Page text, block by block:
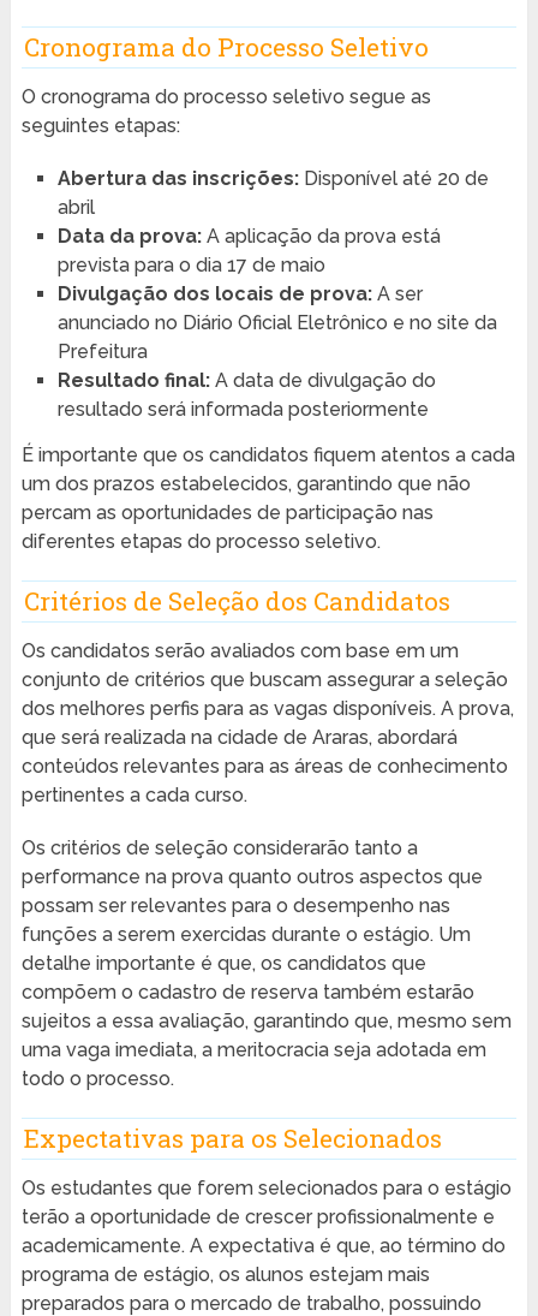
Cronograma do Processo Seletivo
O cronograma do processo seletivo segue as
seguintes etapas:
Abertura das inscrições:Disponível até 20 de
abril
Data da prova:A aplicação da prova está
prevista para o dia 17 de maio
Divulgação dos locais de prova:A ser
anunciado no Diário Oficial Eletrônico e no site da
Prefeitura
Resultado final:A data de divulgação do
resultado será informada posteriormente
É importante que os candidatos fiquem atentos a cada
um dos prazos estabelecidos, garantindo que não
percam as oportunidades de participação nas
diferentes etapas do processo seletivo.
Critérios de Seleção dos Candidatos
Os candidatos serão avaliados com base em um
conjunto de critérios que buscam assegurar a seleção
dos melhores perfis para as vagas disponíveis. A prova,
que será realizada na cidade de Araras, abordará
conteúdos relevantes para as áreas de conhecimento
pertinentes a cada curso.
Os critérios de seleção considerarão tanto a
performance na prova quanto outros aspectos que
possam ser relevantes para o desempenho nas
funções a serem exercidas durante o estágio. Um
detalhe importante é que, os candidatos que
compõem o cadastro de reserva também estarão
sujeitos a essa avaliação, garantindo que, mesmo sem
uma vaga imediata, a meritocracia seja adotada em
todo o processo.
Expectativas para os Selecionados
Os estudantes que forem selecionados para o estágio
terão a oportunidade de crescer profissionalmente e
academicamente. A expectativa é que, ao término do
programa de estágio, os alunos estejam mais
preparados para o mercado de trabalho, possuindo